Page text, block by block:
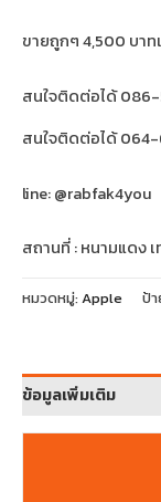
ขายถูกๆ 4,500 บาท
สนใจติดต่อได้
สนใจติดต่อได้
line: @rabfak4you
สถานที่ : หนามแดง
หมวดหมู่: Apple ป้
ข้อมูลเพิ่มเติม